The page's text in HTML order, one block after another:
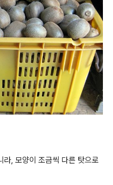
라, 모양이 조금씩 다른 탓으로